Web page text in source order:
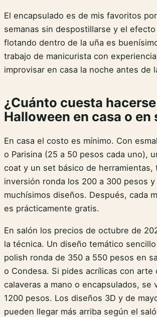
El encapsulado es de mis favoritos
semanas sin despostillarse y el
flotando dentro de la uña es
trabajo de manicurista con
improvisar en casa la noche antes de
¿Cuánto cuesta
Halloween en casa o en
En casa el costo es mínimo. Con
o Parisina (25 a 50 pesos cada uno),
coat y un set básico de herramientas,
inversión ronda los 200 a 300 pesos y
muchísimos diseños. Después, cada
es prácticamente gratis.
En salón los precios de octubre de
la técnica. Un diseño temático
polish ronda de 350 a 550 pesos en
o Condesa. Si pides acrílicas con arte
calaveras a mano o encapsulados, se
1200 pesos. Los diseños 3D y de
pueden llegar más arriba según el